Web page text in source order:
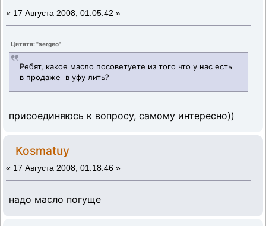
« 17 Августа 2008, 01:05:42 »
Цитата: "sergeo"
Ребят, какое масло посоветуете из того что у нас есть
в продаже в уфу лить?
присоединяюсь к вопросу, самому интересно))
Kosmatuy
« 17 Августа 2008, 01:18:46 »
надо масло погуще